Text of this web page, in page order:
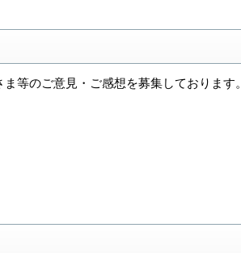
等のご意見・ご感想を募集しております。